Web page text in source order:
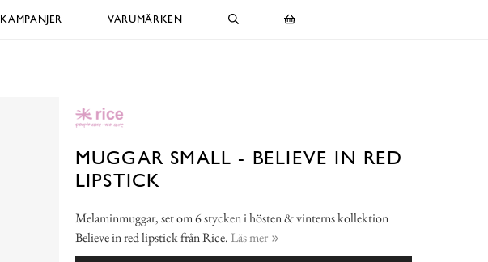
KAMPANJER VARUMÄRKEN
MUGGAR SMALL - BELIEVE IN RED
LIPSTICK
Melaminmuggar, set om 6 stycken i hösten & vinterns kollektion
Believe in red lipstick från Rice. Läs mer